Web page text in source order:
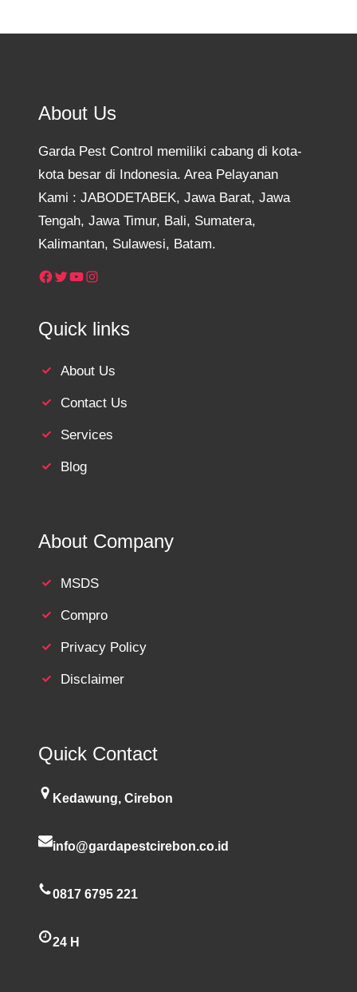
About Us
Garda Pest Control memiliki cabang di kota-
kota besar di Indonesia. Area Pelayanan
Kami : JABODETABEK, Jawa Barat, Jawa
Tengah, Jawa Timur, Bali, Sumatera,
Kalimantan, Sulawesi, Batam.
Facebook Twitter YouTube Instagram
Quick links
About Us
Contact Us
Services
Blog
About Company
MSDS
Compro
Privacy Policy
Disclaimer
Quick Contact
Kedawung, Cirebon
info@gardapestcirebon.co.id
0817 6795 221
24 H